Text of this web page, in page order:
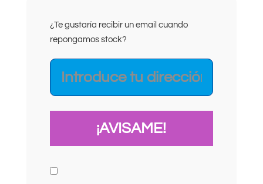
¿Te gustaría recibir un email cuando
repongamos stock?